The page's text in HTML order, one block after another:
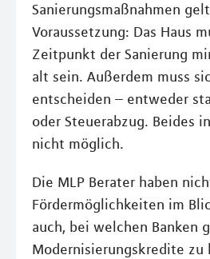
Sanierungsmaßnahmen
Voraussetzung: Das Haus
Zeitpunkt der Sanierung
alt sein. Außerdem muss
entscheiden – entweder
oder Steuerabzug. Beides
nicht möglich.
Die MLP Berater haben
Fördermöglichkeiten im
auch, bei welchen Banken
Modernisierungskredite zu